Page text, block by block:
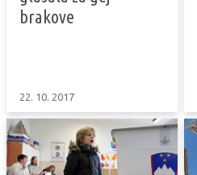
brakove
22. 10. 2017